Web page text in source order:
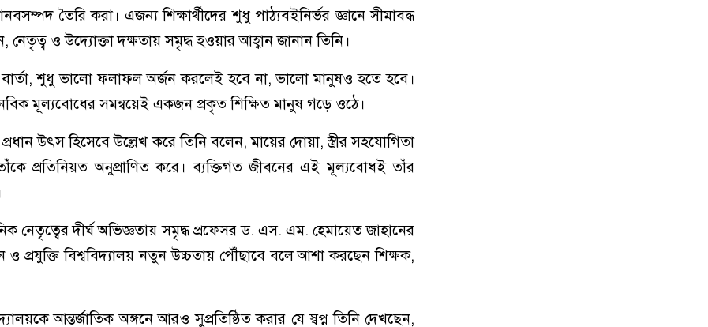
তৈরি করা। এজন্য শিক্ষার্থীদের শুধু পাঠ্যবইনির্ভর জ্ঞানে সীমাবদ্ধ
নেতৃত্ব ও উদ্যোক্তা দক্ষতায় সমৃদ্ধ হওয়ার আহ্বান জানান তিনি।
বার্তা, শুধু ভালো ফলাফল অর্জন করলেই হবে না, ভালো মানুষও হতে হবে।
মূল্যবোধের সমন্বয়েই একজন প্রকৃত শিক্ষিত মানুষ গড়ে ওঠে।
উৎস হিসেবে উল্লেখ করে তিনি বলেন, মায়ের দোয়া, স্ত্রীর সহযোগিতা
প্রতিনিয়ত অনুপ্রাণিত করে। ব্যক্তিগত জীবনের এই মূল্যবোধই তাঁর
নেতৃত্বের দীর্ঘ অভিজ্ঞতায় সমৃদ্ধ প্রফেসর ড. এস. এম. হেমায়েত জাহানের
ও প্রযুক্তি বিশ্ববিদ্যালয় নতুন উচ্চতায় পৌঁছাবে বলে আশা করছেন শিক্ষক,
আন্তর্জাতিক অঙ্গনে আরও সুপ্রতিষ্ঠিত করার যে স্বপ্ন তিনি দেখছেন,